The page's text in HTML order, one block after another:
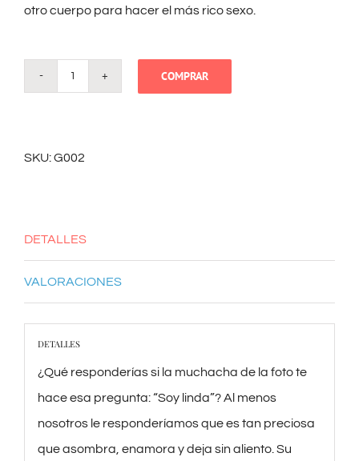
otro cuerpo para hacer el más rico sexo.
COMPRAR
SKU:G002
DETALLES
VALORACIONES
DETALLES
¿Qué responderías si la muchacha de la foto te
hace esa pregunta: “Soy linda”? Al menos
nosotros le responderíamos que es tan preciosa
que asombra, enamora y deja sin aliento. Su